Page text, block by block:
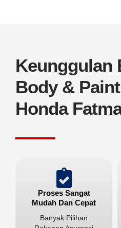
Keunggulan
Body & Paint
Honda
Proses Sangat
Mudah Dan Cepat
Banyak Pilihan